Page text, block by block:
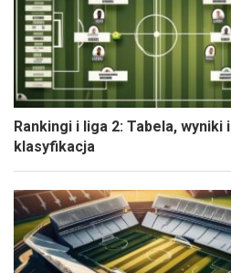
Rankingi i liga 2: Tabela, wyniki i
klasyfikacja